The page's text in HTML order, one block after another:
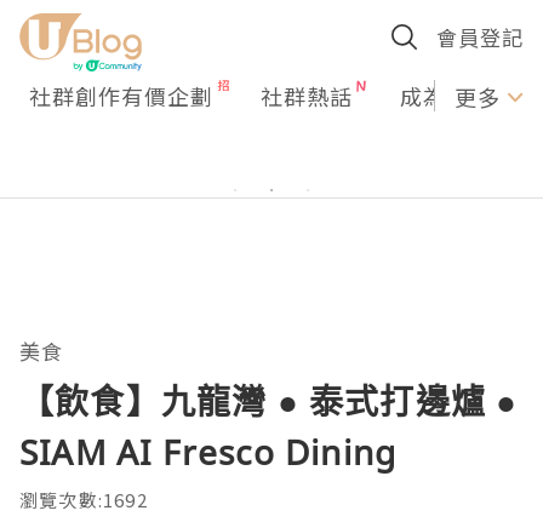
會員登記
社群創作有價企劃 社群熱話 成為U更多
美食
【飲食】九龍灣 ● 泰式打邊爐 ●
SIAM AI Fresco Dining
瀏覽次數:1692